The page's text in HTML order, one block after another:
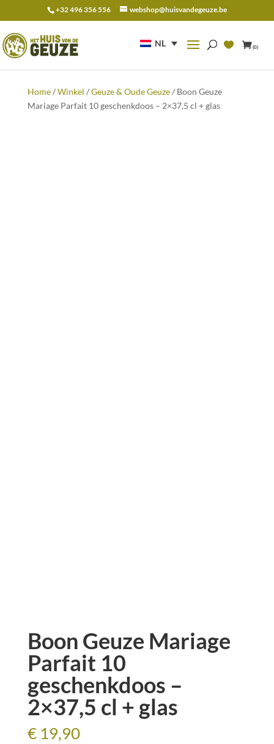
+32 496 356 556 webshop@huisvandegeuze.be
NL (0)
naar:
Home/Winkel /Geuze & Oude Geuze/ Boon Geuze
Mariage Parfait 10 geschenkdoos – 2×37,5 cl + glas
Boon Geuze Mariage
Parfait 10
geschenkdoos –
2×37,5 cl + glas
€19,90